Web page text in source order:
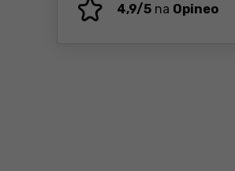
4,9/5 na Opineo